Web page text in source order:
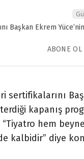
ABONE OL
sertifikalarını
kapanış
hem
kalbidir” diye